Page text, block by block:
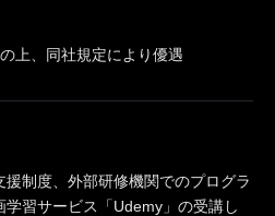
上、同社規定により優遇
制度、外部研修機関でのプログラ
学習サービス「Udemy」の受講し